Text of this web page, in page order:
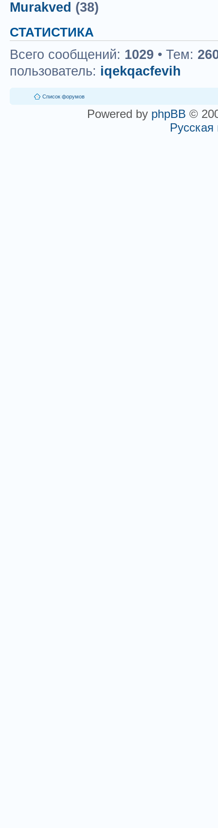
Murakved (38)
СТАТИСТИКА
Всего сообщений: 1029 • Тем:
пользователь: iqekqacfevih
Список форумов
Powered by phpBB ©